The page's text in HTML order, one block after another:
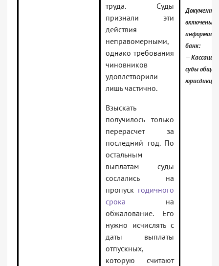
труда. Суды
признали эти
действия
неправомерными,
однако требования
чиновников
удовлетворили
лишь частично.
Взыскать
получилось только
перерасчет за
последний год. По
остальным
выплатам суды
сослались на
пропуск годичного
срока на
обжалование. Его
нужно исчислять с
даты выплаты
отпускных,
которую считают
Документы
включены в
банк:
—
суды общей
юрисдикции